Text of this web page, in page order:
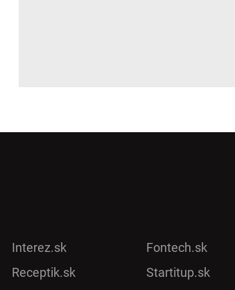
Interez.sk
Receptik.sk
Fontech.sk
Startitup.sk